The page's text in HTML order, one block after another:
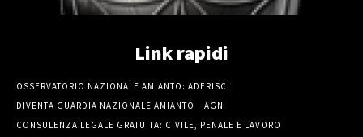
Link rapidi
OSSERVATORIO NAZIONALE AMIANTO: ADERISCI
DIVENTA GUARDIA NAZIONALE AMIANTO – AGN
CONSULENZA LEGALE GRATUITA: CIVILE, PENALE E LAVORO